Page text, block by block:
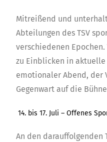
Mitreißend und
Abteilungen des TSV
verschiedenen
zu Einblicken in
emotionaler Abend, der
Gegenwart auf die
14. bis 17. Juli – Offenes
An den darauffolgenden